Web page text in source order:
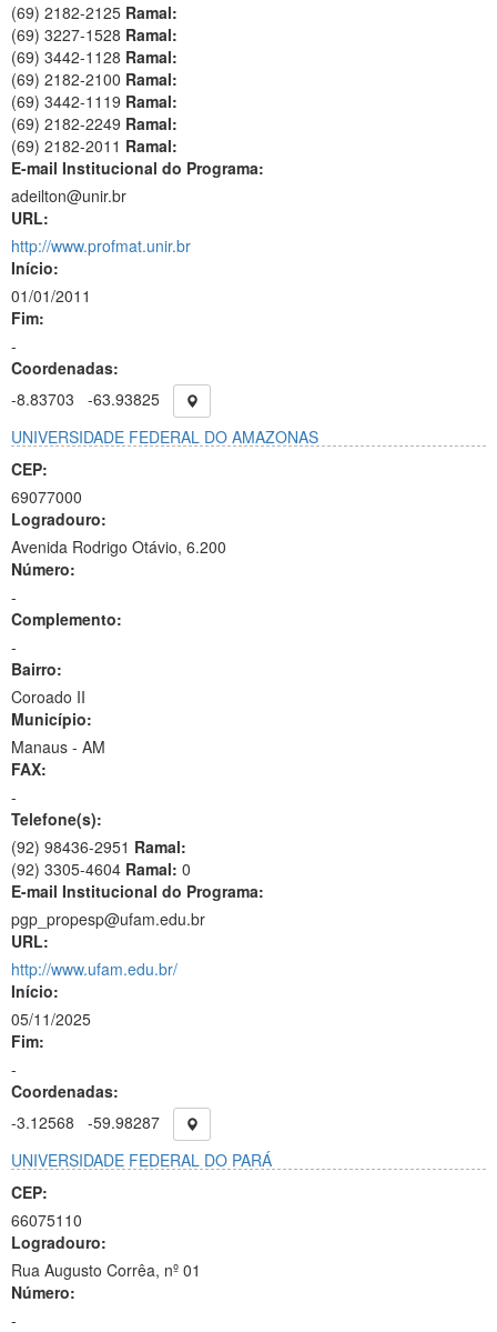
(69) 2182-2125 Ramal:
(69) 3227-1528 Ramal:
(69) 3442-1128 Ramal:
(69) 2182-2100 Ramal:
(69) 3442-1119 Ramal:
(69) 2182-2249 Ramal:
(69) 2182-2011 Ramal:
E-mail Institucional do Programa:
adeilton@unir.br
URL:
http://www.profmat.unir.br
Início:
01/01/2011
Fim:
-
Coordenadas:
-8.83703
-63.93825
UNIVERSIDADE FEDERAL DO AMAZONAS
CEP:
69077000
Logradouro:
Avenida Rodrigo Otávio, 6.200
Número:
-
Complemento:
-
Bairro:
Coroado II
Município:
Manaus - AM
FAX:
-
Telefone(s):
(92) 98436-2951 Ramal:
(92) 3305-4604 Ramal: 0
E-mail Institucional do Programa:
pgp_propesp@ufam.edu.br
URL:
http://www.ufam.edu.br/
Início:
05/11/2025
Fim:
-
Coordenadas:
-3.12568
-59.98287
UNIVERSIDADE FEDERAL DO PARÁ
CEP:
66075110
Logradouro:
Rua Augusto Corrêa, nº 01
Número:
-